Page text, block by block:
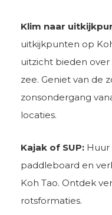
Klim naar
uitkijkpunten op
uitzicht bieden
zee. Geniet van de
zonsondergang
locaties.
Kajak of SUP: Huur
paddleboard en
Koh Tao. Ontdek
rotsformaties.